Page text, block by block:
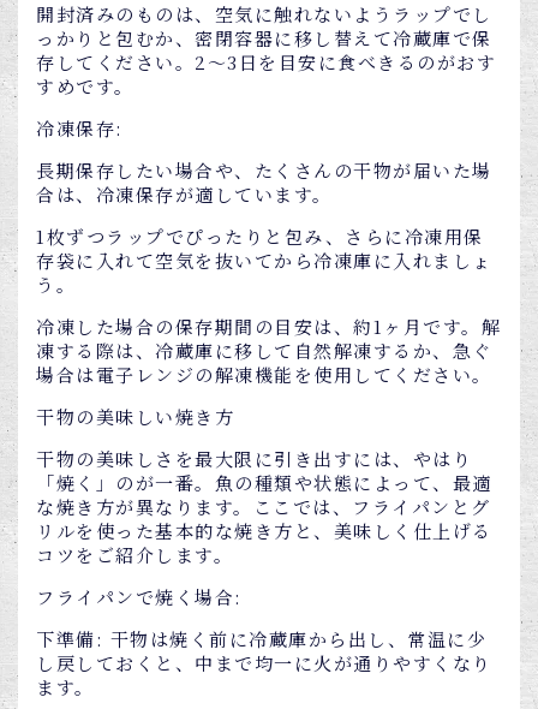
開封済みのものは、空気に触れないようラップでし
っかりと包むか、密閉容器に移し替えて冷蔵庫で保
存してください。2～3日を目安に食べきるのがおす
すめです。
冷凍保存:
長期保存したい場合や、たくさんの干物が届いた場
合は、冷凍保存が適しています。
1枚ずつラップでぴったりと包み、さらに冷凍用保
存袋に入れて空気を抜いてから冷凍庫に入れましょ
う。
冷凍した場合の保存期間の目安は、約1ヶ月です。解
凍する際は、冷蔵庫に移して自然解凍するか、急ぐ
場合は電子レンジの解凍機能を使用してください。
干物の美味しい焼き方
干物の美味しさを最大限に引き出すには、やはり
「焼く」のが一番。魚の種類や状態によって、最適
な焼き方が異なります。ここでは、フライパンとグ
リルを使った基本的な焼き方と、美味しく仕上げる
コツをご紹介します。
フライパンで焼く場合:
下準備: 干物は焼く前に冷蔵庫から出し、常温に少
し戻しておくと、中まで均一に火が通りやすくなり
ます。